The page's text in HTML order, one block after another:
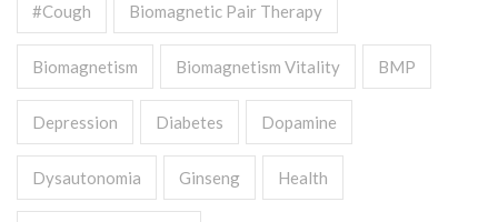
#cough Biomagnetic Pair Therapy
Biomagnetism Biomagnetism Vitality BMP
Depression Diabetes Dopamine
Dysautonomia Ginseng Health